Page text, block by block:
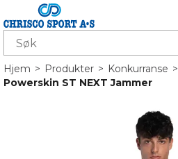
Hjem> Produkter> Konkurranse>
Powerskin ST NEXT Jammer